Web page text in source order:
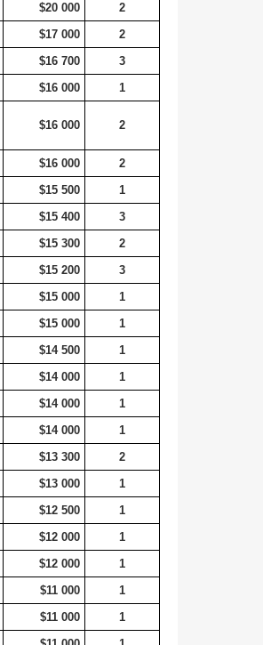
$20 000
2
$17 000
2
$16 700
3
$16 000 1
$16 000 2
$16 000
2
$15 500
1
$15 400
3
$15 300
2
$15 200
3
$15 000
1
$15 000
1
$14 500
1
$14 000
1
$14 000
1
$14 000
1
$13 300
2
$13 000
1
$12 500
1
$12 000
1
$12 000
1
$11 000
1
$11 000
1